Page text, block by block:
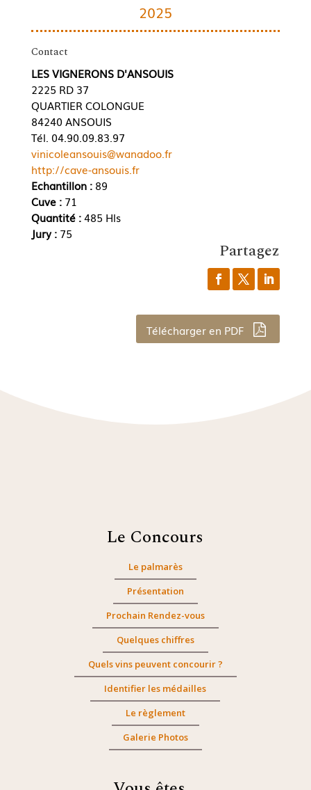
2025
Contact
LES VIGNERONS D'ANSOUIS
2225 RD 37
QUARTIER COLONGUE
84240 ANSOUIS
Tél. 04.90.09.83.97
vinicoleansouis@wanadoo.fr
http://cave-ansouis.fr
Echantillon :89
Cuve : 71
Quantité :485 Hls
Jury : 75
Partagez
Télécharger en PDF
Le Concours
Le palmarès
Présentation
Prochain Rendez-vous
Quelques chiffres
Quels vins peuvent concourir ?
Identifier les médailles
Le règlement
Galerie Photos